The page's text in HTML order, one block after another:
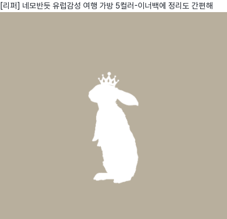
[리퍼] 네모반듯 유럽감성 여행 가방 5컬러-이너백에 정리도 간편해